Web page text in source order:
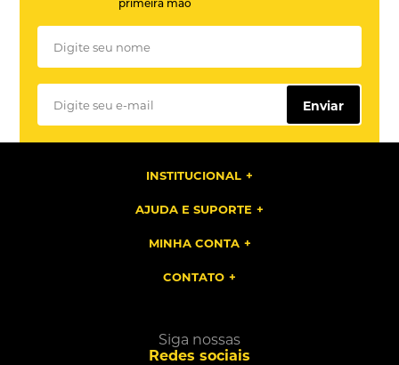
primeira mão
Enviar
INSTITUCIONAL
AJUDA E SUPORTE
MINHA CONTA
CONTATO
Siga nossas
Redes sociais